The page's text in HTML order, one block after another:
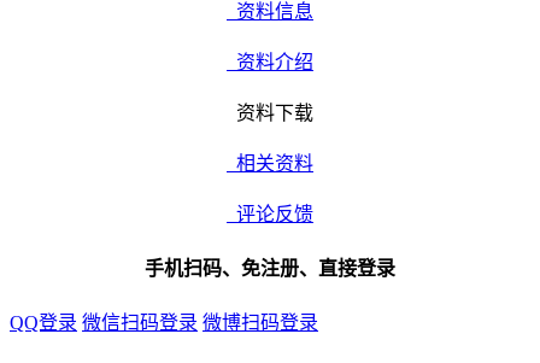
资料信息
资料介绍
资料下载
相关资料
评论反馈
手机扫码、免注册、直接登录
QQ登录 微信扫码登录 微博扫码登录